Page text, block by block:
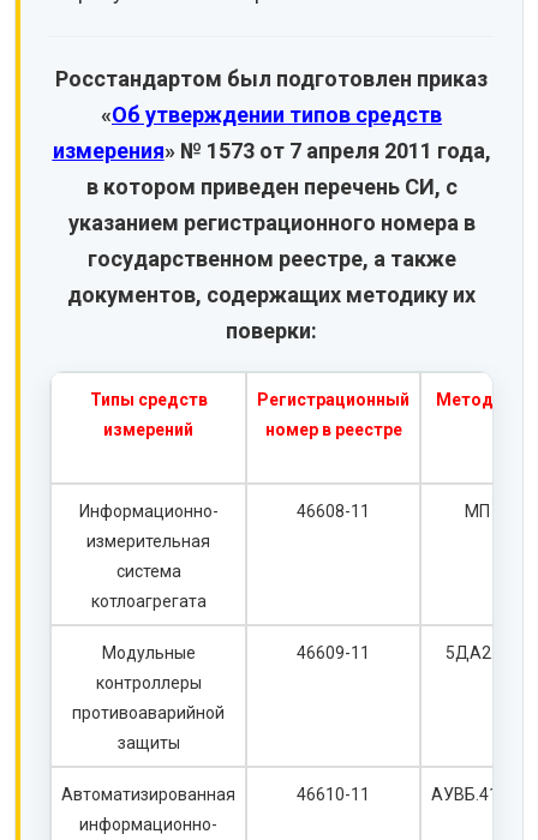
Росстандартом был подготовлен приказ
«Об утверждении типов средств
измерения» № 1573 от 7 апреля 2011 года,
в котором приведен перечень СИ, с
указанием регистрационного номера в
государственном реестре, а также
документов, содержащих методику их
поверки:
Типы средств
измерений
Регистрационный
номер в реестре
Методика
Информационно-
измерительная
система
котлоагрегата
46608-11 МП
Модульные
контроллеры
противоаварийной
защиты
46609-11
Автоматизированная
информационно-
46610-11